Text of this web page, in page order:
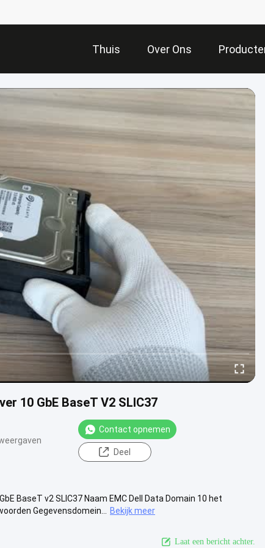
Thuis Over Ons
10 GbE BaseT V2 SLIC37
Contact opnemen
Deel
BaseT v2 SLIC37 Naam EMC Dell Data Domain 10 het
Gegevensdomein...
Bekijk meer
Laat een bericht achter.